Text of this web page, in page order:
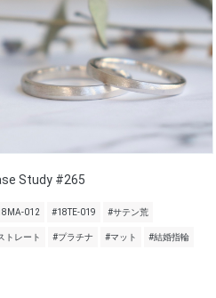
Study #265
012 #18TE-019 #サテン荒
トレート #プラチナ #マット #結婚指輪